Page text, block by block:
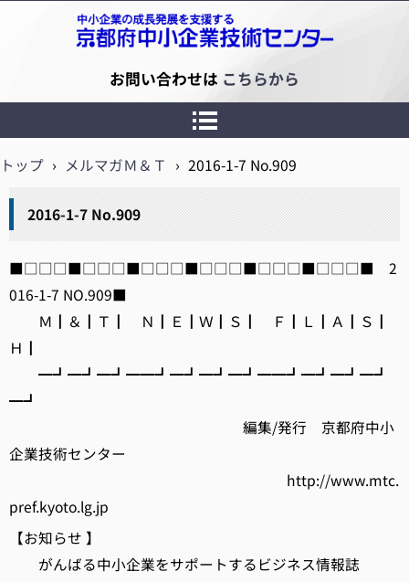
京都府中小企業技術センター
お問い合わせは こちらから
トップ › メルマガＭ＆Ｔ › 2016-1-7 No.909
2016-1-7 No.909
■□□□■□□□■□□□■□□□■□□□■□□□■ 2
016-1-7 NO.909■
Ｍ┃＆┃Ｔ┃ Ｎ┃Ｅ┃Ｗ┃Ｓ┃ Ｆ┃Ｌ┃Ａ┃Ｓ┃
Ｈ┃
━┛━┛━┛━━┛━┛━┛━┛━━┛━┛━┛━┛
━┛
編集/発行 京都府中小
企業技術センター
http://www.mtc.
pref.kyoto.lg.jp
【お知らせ 】
がんばる中小企業をサポートするビジネス情報誌